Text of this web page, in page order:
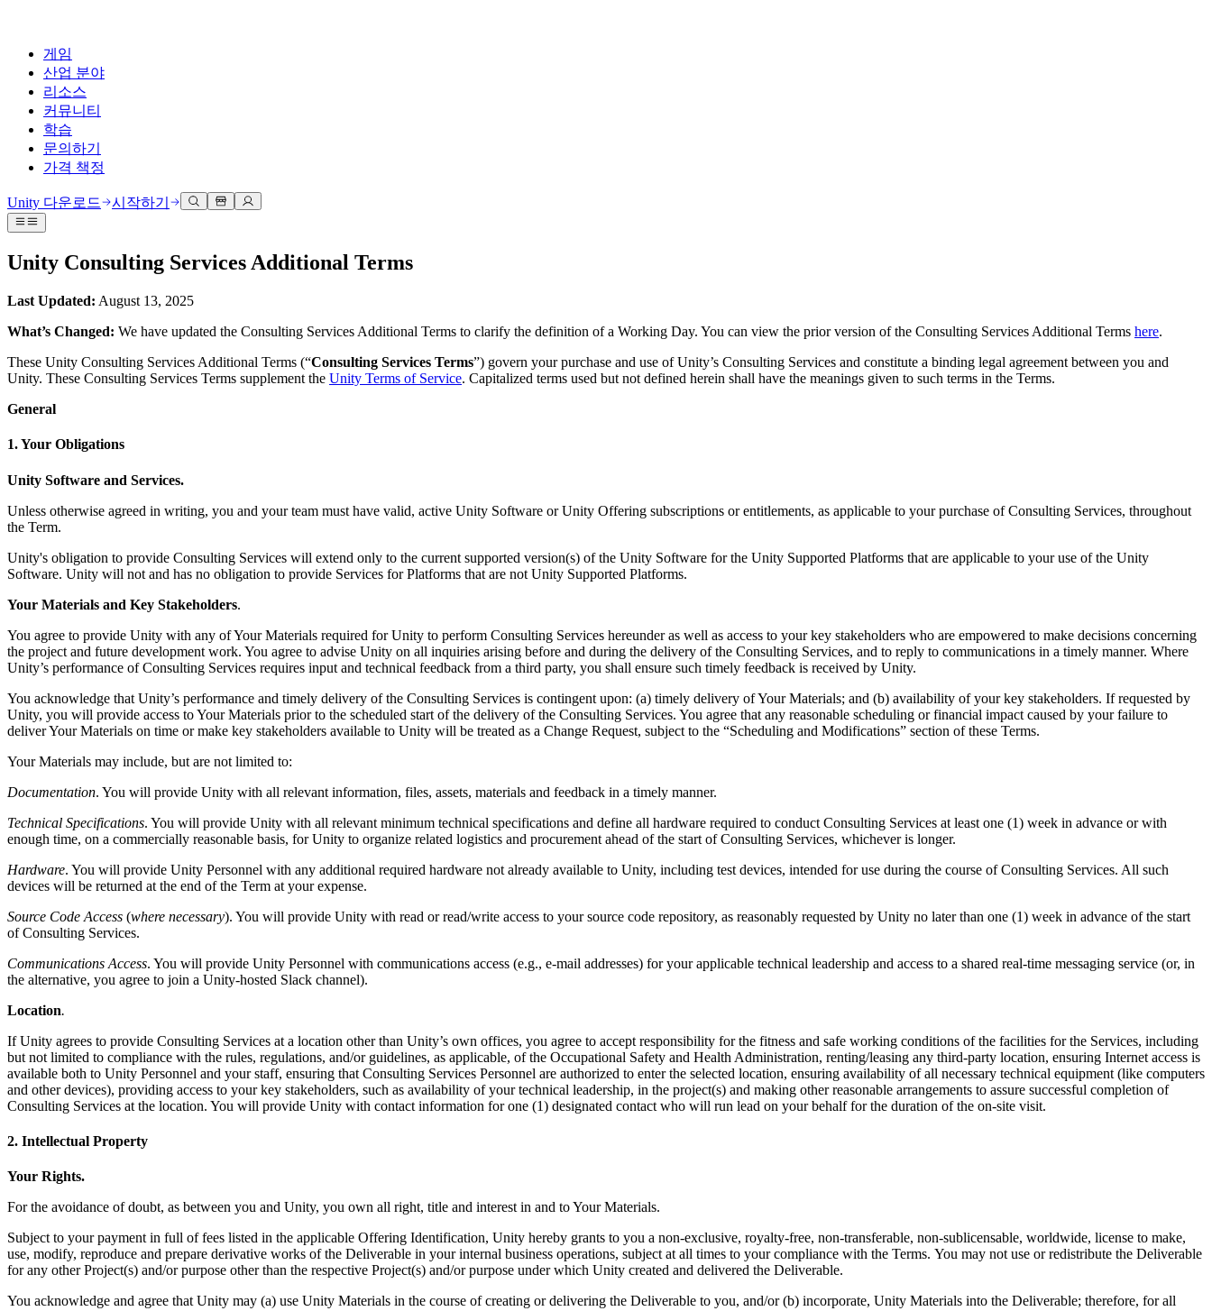
게임
산업 분야
리소스
커뮤니티
학습
문의하기
가격 책정
Unity 엔진
모든 플랫폼 위한 2D 및 3D 게임 제작
팀과 함께 신속한 협업과 반복 작업을 수행하세요.
Unity 다운로드
플랜 및 가격
배포
Unity가 지원하는 25개 이상의 플랫폼을 살펴보세요.
LiveOps
출시 후 인사이트를 확인하고 라이브 게임을 운영하세요.
성장
사용자 확보
모바일 사용자를 검색하고 Acquire
매장 및 D2C 전반에 걸쳐 IAP 관리하세요.
적합한 게임으로 플레이어 연결
Unity로 광고하세요
Unity로 수익화하세요
활용 부문
Unity로 모바일 히트작을 제작하고 성장시키세요.
인디 게임
여러 플랫폼에서 XR 게임을 출시하세요.
멀티플레이어 게임
멀티플레이어 게임 개발을 간소화하세요.
3D 협업
실시간 3D 프로젝트 빌드 및 검토
몰입도 높은 환경 제작
인터랙티브 3D 경험 제작
산업 분야
운영 우수성 확보
리테일
상점 경험을 온라인 경험으로 전환
혁신을 가속화하고 차량 내 경험을 향상시키세요.
모든 산업 보기
기술 자료
공식 유저. '광고 지면'의 타겟 고객 매뉴얼 및 API 레퍼런스
개발자 툴
릴리스 버전 및 이슈 트래커
로드맵
예정된 기능 검토
기술 용어 라이브러리
활용 사례
실제 성공 사례
베스트 프랙티스 가이드
전문가 팁
데모, 샘플 및 빌딩 블록
모든 리소스
새로운 기능
블로그
업데이트, 정보, 기술 팁
뉴스, 스토리, 보도 센터
토론
토론, 문제 해결, 소통
이벤트
글로벌 이벤트 및 현지 이벤트
커뮤니티 사례
Made with Unity
Unity 크리에이터 소개
Livestreams
전 세계 Unity 크리에이터 축하
Unity Learn
Unity 강사와 함께 팀의 역량을 강화하세요
Unity 처음 사용하시나요
시작하기
학습 시작하기
Unity 사용이 처음이신가요? 여정 시작하기
사용법 가이드
실용적인 팁 및 베스트 프랙티스
교육
학생용
커리어 시작하기
교육 효율 극대화
교육 기관에 Unity 강력한 기능 도입
Unity 숙련도를 입증하세요
도움 받기
성공을 위한 Unity
전문가 지원을 통해 더 빠르게 목표 도달률 달성
일반적인 질문에 대한 답변
문의하기
Unity 다운로드 시작하기
Unity Consulting Services Additional Terms
Last Updated: August 13, 2025
What’s Changed: We have updated the Consulting Services Additional Terms to clarify the definition of a Working Day. You can view the prior version of the Consulting Services Additional Terms here.
These Unity Consulting Services Additional Terms (“Consulting Services Terms”) govern your purchase and use of Unity’s Consulting Services and constitute a binding legal agreement between you and
Unity. These Consulting Services Terms supplement the Unity Terms of Service. Capitalized terms used but not defined herein shall have the meanings given to such terms in the Terms.
General
1. Your Obligations
Unity Software and Services.
Unless otherwise agreed in writing, you and your team must have valid, active Unity Software or Unity Offering subscriptions or entitlements, as applicable to your purchase of Consulting Services, throughout
the Term.
Unity's obligation to provide Consulting Services will extend only to the current supported version(s) of the Unity Software for the Unity Supported Platforms that are applicable to your use of the Unity
Software. Unity will not and has no obligation to provide Services for Platforms that are not Unity Supported Platforms.
Your Materials and Key Stakeholders.
You agree to provide Unity with any of Your Materials required for Unity to perform Consulting Services hereunder as well as access to your key stakeholders who are empowered to make decisions concerning
the project and future development work. You agree to advise Unity on all inquiries arising before and during the delivery of the Consulting Services, and to reply to communications in a timely manner. Where
Unity’s performance of Consulting Services requires input and technical feedback from a third party, you shall ensure such timely feedback is received by Unity.
You acknowledge that Unity’s performance and timely delivery of the Consulting Services is contingent upon: (a) timely delivery of Your Materials; and (b) availability of your key stakeholders. If requested by
Unity, you will provide access to Your Materials prior to the scheduled start of the delivery of the Consulting Services. You agree that any reasonable scheduling or financial impact caused by your failure to
deliver Your Materials on time or make key stakeholders available to Unity will be treated as a Change Request, subject to the “Scheduling and Modifications” section of these Terms.
Your Materials may include, but are not limited to:
Documentation. You will provide Unity with all relevant information, files, assets, materials and feedback in a timely manner.
Technical Specifications. You will provide Unity with all relevant minimum technical specifications and define all hardware required to conduct Consulting Services at least one (1) week in advance or with
enough time, on a commercially reasonable basis, for Unity to organize related logistics and procurement ahead of the start of Consulting Services, whichever is longer.
Hardware. You will provide Unity Personnel with any additional required hardware not already available to Unity, including test devices, intended for use during the course of Consulting Services. All such
devices will be returned at the end of the Term at your expense.
Source Code Access (where necessary). You will provide Unity with read or read/write access to your source code repository, as reasonably requested by Unity no later than one (1) week in advance of the start
of Consulting Services.
Communications Access. You will provide Unity Personnel with communications access (e.g., e-mail addresses) for your applicable technical leadership and access to a shared real-time messaging service (or, in
the alternative, you agree to join a Unity-hosted Slack channel).
Location.
If Unity agrees to provide Consulting Services at a location other than Unity’s own offices, you agree to accept responsibility for the fitness and safe working conditions of the facilities for the Services, including
but not limited to compliance with the rules, regulations, and/or guidelines, as applicable, of the Occupational Safety and Health Administration, renting/leasing any third-party location, ensuring Internet access is
available both to Unity Personnel and your staff, ensuring that Consulting Services Personnel are authorized to enter the selected location, ensuring availability of all necessary technical equipment (like computers
and other devices), providing access to your key stakeholders, such as availability of your technical leadership, in the project(s) and making other reasonable arrangements to assure successful completion of
Consulting Services at the location. You will provide Unity with contact information for one (1) designated contact who will run lead on your behalf for the duration of the on-site visit.
2. Intellectual Property
Your Rights.
For the avoidance of doubt, as between you and Unity, you own all right, title and interest in and to Your Materials.
Subject to your payment in full of fees listed in the applicable Offering Identification, Unity hereby grants to you a non-exclusive, royalty-free, non-transferable, non-sublicensable, worldwide, license to make,
use, modify, reproduce and prepare derivative works of the Deliverable in your internal business operations, subject at all times to your compliance with the Terms. You may not use or redistribute the Deliverable
for any other Project(s) and/or purpose other than the respective Project(s) and/or purpose under which Unity created and delivered the Deliverable.
You acknowledge and agree that Unity may (a) use Unity Materials in the course of creating or delivering the Deliverable to you, and/or (b) incorporate, Unity Materials into the Deliverable; therefore, for all